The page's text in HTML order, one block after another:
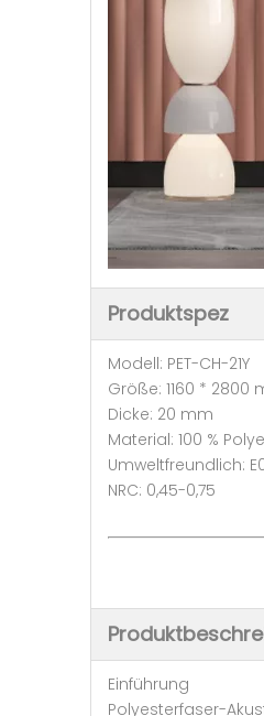
Produktspez
Modell: PET-CH-21Y
Größe: 1160 * 2800
Dicke: 20 mm
Material: 100 %
Umweltfreundlich:
NRC: 0,45-0,75
Einführung
Polyesterfaser-